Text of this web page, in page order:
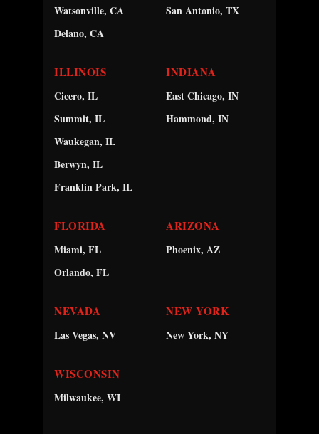
Watsonville, CA
Delano, CA
San Antonio, TX
ILLINOIS
Cicero, IL
Summit, IL
Waukegan, IL
Berwyn, IL
Franklin Park, IL
INDIANA
East Chicago, IN
Hammond, IN
FLORIDA
Miami, FL
Orlando, FL
ARIZONA
Phoenix, AZ
NEVADA
Las Vegas, NV
NEW YORK
New York, NY
WISCONSIN
Milwaukee, WI